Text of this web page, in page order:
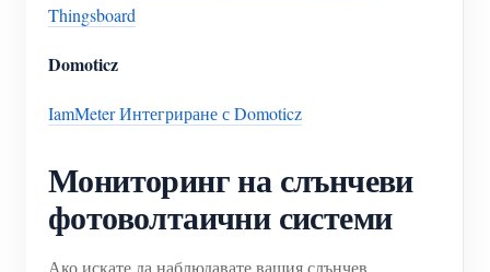
Thingsboard
Domoticz
IamMeter Интегриране с Domoticz
Мониторинг на слънчеви
фотоволтаични системи
Ако искате да наблюдавате вашия слънчев